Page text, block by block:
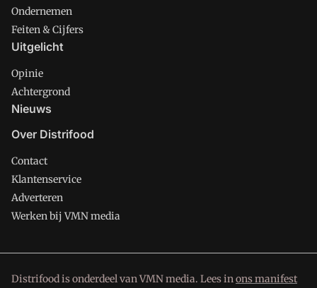
Ondernemen
Feiten & Cijfers
Uitgelicht
Opinie
Achtergrond
Nieuws
Over Distrifood
Contact
Klantenservice
Adverteren
Werken bij VMN media
Distrifood is onderdeel van VMN media. Lees inons manifest